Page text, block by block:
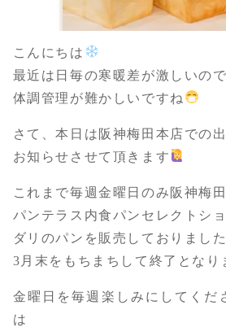
こんにちは
最近は日毎の寒暖差が激しいので
体調管理が難かしいですね
さて、本日は阪神梅田本店での
お知らせさせて頂きます
これまで毎週金曜日のみ阪神梅
パンテラス内食パンセレクトシ
ダリのパンを販売しておりました
3月末をもちまちして終了となり
金曜日を毎週楽しみにしてくだ
は